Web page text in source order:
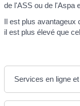
de l'ASS ou de l'Aspa
Il est plus avantageux
il est plus élevé que
Services en ligne